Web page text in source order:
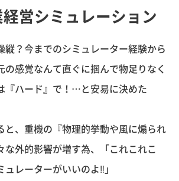
営シミュレーション
縦？今までのシミュレーター経験から
の感覚なんて直ぐに掴んで物足りなく
『ハード』で！…と安易に決めた
と、重機の『物理的挙動や風に煽られ
な外的影響が増す為、「これこれこ
レーターがいいのよ‼︎」